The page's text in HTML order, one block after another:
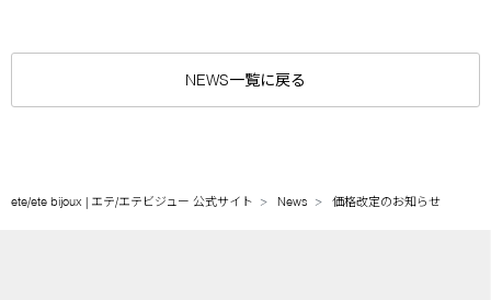
NEWS一覧に戻る
ete/ete bijoux | エテ/エテビジュー 公式サイト News 価格改定のお知らせ